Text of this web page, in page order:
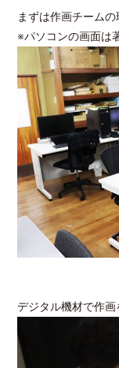
まずは作画チームの
※パソコンの画面は
デジタル機材で作画